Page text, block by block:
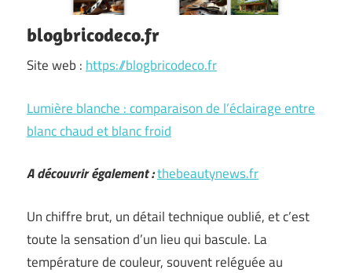
blogbricodeco.fr
Site web : https://blogbricodeco.fr
Lumière blanche : comparaison de l’éclairage entre
blanc chaud et blanc froid
A découvrir également :thebeautynews.fr
Un chiffre brut, un détail technique oublié, et c’est
toute la sensation d’un lieu qui bascule. La
température de couleur, souvent reléguée au